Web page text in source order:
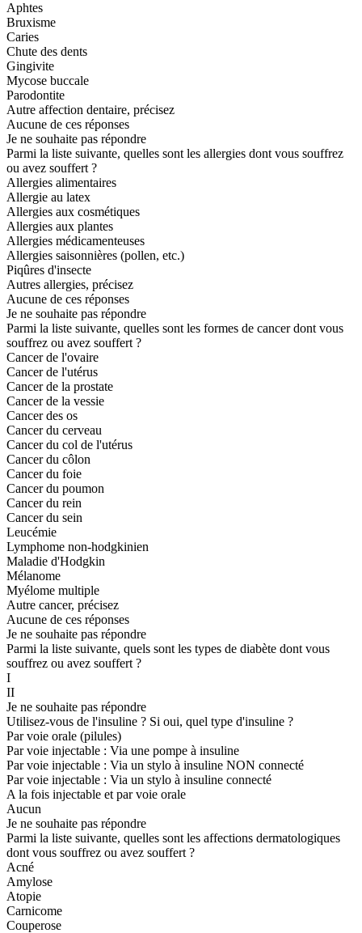
Aphtes
Bruxisme
Caries
Chute des dents
Gingivite
Mycose buccale
Parodontite
Autre affection dentaire, précisez
Aucune de ces réponses
Je ne souhaite pas répondre
Parmi la liste suivante, quelles sont les allergies dont vous souffrez
ou avez souffert ?
Allergies alimentaires
Allergie au latex
Allergies aux cosmétiques
Allergies aux plantes
Allergies médicamenteuses
Allergies saisonnières (pollen, etc.)
Piqûres d'insecte
Autres allergies, précisez
Aucune de ces réponses
Je ne souhaite pas répondre
Parmi la liste suivante, quelles sont les formes de cancer dont vous
souffrez ou avez souffert ?
Cancer de l'ovaire
Cancer de l'utérus
Cancer de la prostate
Cancer de la vessie
Cancer des os
Cancer du cerveau
Cancer du col de l'utérus
Cancer du côlon
Cancer du foie
Cancer du poumon
Cancer du rein
Cancer du sein
Leucémie
Lymphome non-hodgkinien
Maladie d'Hodgkin
Mélanome
Myélome multiple
Autre cancer, précisez
Aucune de ces réponses
Je ne souhaite pas répondre
Parmi la liste suivante, quels sont les types de diabète dont vous
souffrez ou avez souffert ?
I
II
Je ne souhaite pas répondre
Utilisez-vous de l'insuline ? Si oui, quel type d'insuline ?
Par voie orale (pilules)
Par voie injectable : Via une pompe à insuline
Par voie injectable : Via un stylo à insuline NON connecté
Par voie injectable : Via un stylo à insuline connecté
A la fois injectable et par voie orale
Aucun
Je ne souhaite pas répondre
Parmi la liste suivante, quelles sont les affections dermatologiques
dont vous souffrez ou avez souffert ?
Acné
Amylose
Atopie
Carnicome
Couperose